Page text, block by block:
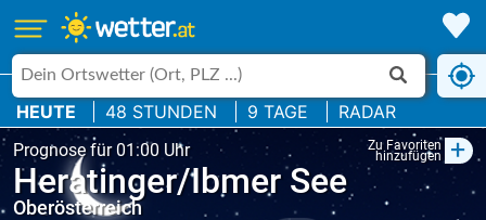
HEUTE 48 STUNDEN 9 TAGE RADAR
Prognose für 01:00 Uhr Zu Favoriten
hinzufügen +
Heratinger/Ibmer See
Oberösterreich